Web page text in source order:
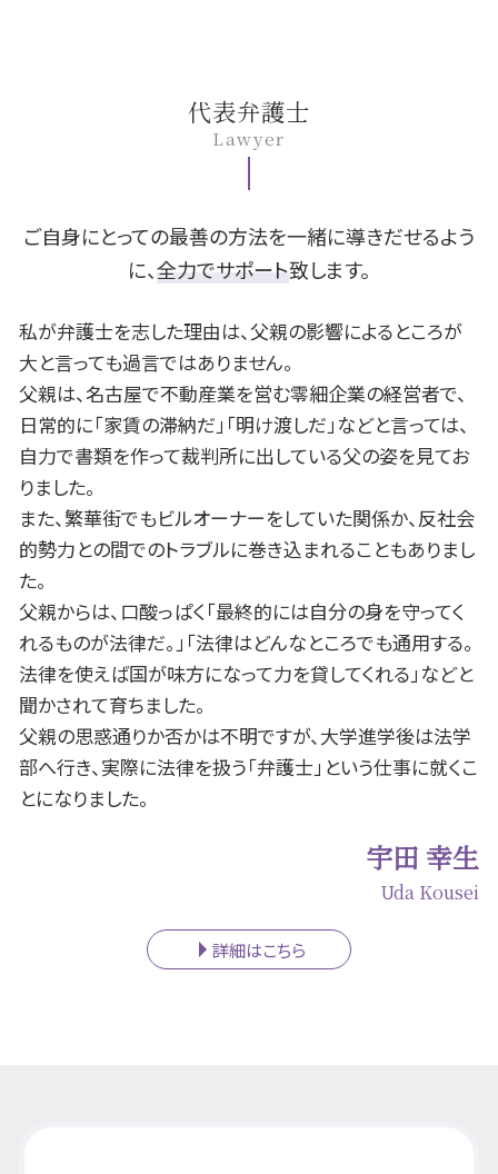
高次脳機能障害 寿命
婚姻費用 分担請求
離婚 メリット
自己破産 生活保護
債権 時効
任意整理 メリット
B型肝炎 ワクチン
B型肝炎 キャリア
岡崎市 債務整理 相談
岡崎市 B型肝炎
豊田市 交通事故 相談
安城市 B型肝炎
名古屋市 遺留分
豊田市 離婚 相談
安城市 離婚 相談
一宮市 B型肝炎
岡崎市 相続 相談
一宮市 不動産 相談
代表弁護士
Lawyer
ご自身にとっての最善の方法を一緒に導きだせるよう
に、全力でサポート致します。
私が弁護士を志した理由は、父親の影響によるところが
大と言っても過言ではありません。
父親は、名古屋で不動産業を営む零細企業の経営者で、
日常的に「家賃の滞納だ」「明け渡しだ」などと言っては、
自力で書類を作って裁判所に出している父の姿を見てお
りました。
また、繁華街でもビルオーナーをしていた関係か、反社会
的勢力との間でのトラブルに巻き込まれることもありまし
た。
父親からは、口酸っぱく「最終的には自分の身を守ってく
れるものが法律だ。」「法律はどんなところでも通用する。
法律を使えば国が味方になって力を貸してくれる」などと
聞かされて育ちました。
父親の思惑通りか否かは不明ですが、大学進学後は法学
部へ行き、実際に法律を扱う「弁護士」という仕事に就くこ
とになりました。
宇田 幸生
Uda Kousei
詳細はこちら